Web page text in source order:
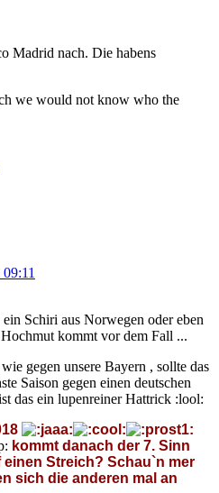
Madrid nach. Die habens
we would not know who the
Schiri aus Norwegen oder eben
kommt vor dem Fall ...
gegen unsere Bayern , sollte das
Saison gegen einen deutschen
das ein lupenreiner Hattrick :lool:
kommt danach der 7. Sinn
Streich? Schau`n mer
sich die anderen mal an